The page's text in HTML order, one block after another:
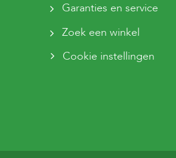
Garanties en service
Zoek een winkel
Cookie instellingen